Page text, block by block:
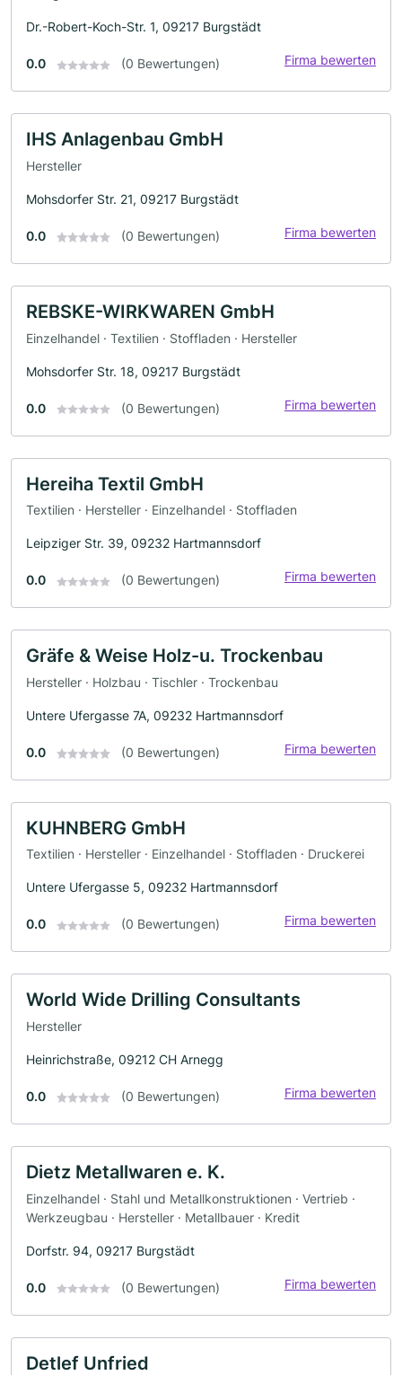
Dr.-Robert-Koch-Str. 1, 09217 Burgstädt
0.0 (0 Bewertungen) Firma bewerten
IHS Anlagenbau GmbH
Hersteller
Mohsdorfer Str. 21, 09217 Burgstädt
0.0 (0 Bewertungen) Firma bewerten
REBSKE-WIRKWAREN GmbH
Einzelhandel · Textilien · Stoffladen · Hersteller
Mohsdorfer Str. 18, 09217 Burgstädt
0.0 (0 Bewertungen) Firma bewerten
Hereiha Textil GmbH
Textilien · Hersteller · Einzelhandel · Stoffladen
Leipziger Str. 39, 09232 Hartmannsdorf
0.0 (0 Bewertungen) Firma bewerten
Gräfe & Weise Holz-u. Trockenbau
Hersteller · Holzbau · Tischler · Trockenbau
Untere Ufergasse 7A, 09232 Hartmannsdorf
0.0 (0 Bewertungen) Firma bewerten
KUHNBERG GmbH
Textilien · Hersteller · Einzelhandel · Stoffladen · Druckerei
Untere Ufergasse 5, 09232 Hartmannsdorf
0.0 (0 Bewertungen) Firma bewerten
World Wide Drilling Consultants
Hersteller
Heinrichstraße, 09212 CH Arnegg
0.0 (0 Bewertungen) Firma bewerten
Dietz Metallwaren e. K.
Einzelhandel · Stahl und Metallkonstruktionen · Vertrieb ·
Werkzeugbau · Hersteller · Metallbauer · Kredit
Dorfstr. 94, 09217 Burgstädt
0.0 (0 Bewertungen) Firma bewerten
Detlef Unfried